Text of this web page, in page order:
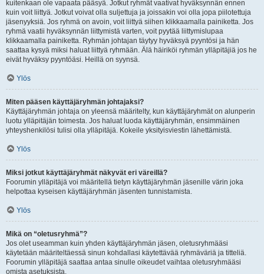
kuitenkaan ole vapaata pääsyä. Jotkut ryhmät vaativat hyväksynnän ennen
kuin voit liittyä. Jotkut voivat olla suljettuja ja joissakin voi olla jopa piilotettuja
jäsenyyksiä. Jos ryhmä on avoin, voit liittyä siihen klikkaamalla painiketta. Jos
ryhmä vaatii hyväksynnän liittymistä varten, voit pyytää liittymislupaa
klikkaamalla painiketta. Ryhmän johtajan täytyy hyväksyä pyyntösi ja hän
saattaa kysyä miksi haluat liittyä ryhmään. Älä häiriköi ryhmän ylläpitäjiä jos he
eivät hyväksy pyyntöäsi. Heillä on syynsä.
Ylös
Miten pääsen käyttäjäryhmän johtajaksi?
Käyttäjäryhmän johtaja on yleensä määritelty, kun käyttäjäryhmät on alunperin
luotu ylläpitäjän toimesta. Jos haluat luoda käyttäjäryhmän, ensimmäinen
yhteyshenkilösi tulisi olla ylläpitäjä. Kokeile yksityisviestin lähettämistä.
Ylös
Miksi jotkut käyttäjäryhmät näkyvät eri väreillä?
Foorumin ylläpitäjä voi määritellä tietyn käyttäjäryhmän jäsenille värin joka
helpottaa kyseisen käyttäjäryhmän jäsenten tunnistamista.
Ylös
Mikä on “oletusryhmä”?
Jos olet useamman kuin yhden käyttäjäryhmän jäsen, oletusryhmääsi
käytetään määriteltäessä sinun kohdallasi käytettävää ryhmäväriä ja titteliä.
Foorumin ylläpitäjä saattaa antaa sinulle oikeudet vaihtaa oletusryhmääsi
omista asetuksista.